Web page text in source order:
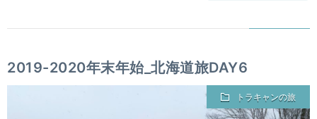
2019-2020年末年始_北海道旅DAY6
トラキャンの旅